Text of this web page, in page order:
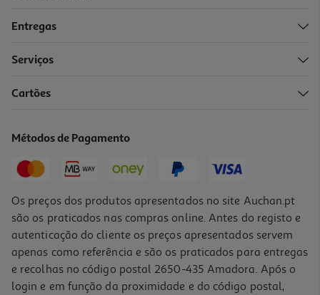
Entregas
Serviços
Cartões
Métodos de Pagamento
Os preços dos produtos apresentados no site Auchan.pt
são os praticados nas compras online. Antes do registo e
autenticação do cliente os preços apresentados servem
apenas como referência e são os praticados para entregas
e recolhas no código postal 2650-435 Amadora. Após o
login e em função da proximidade e do código postal,